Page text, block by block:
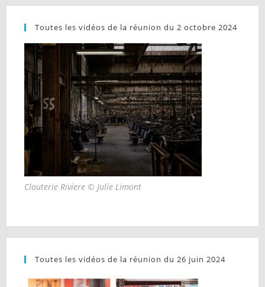
Toutes les vidéos de la réunion du 2 octobre 2024
Clouterie Riviere © Julie Limont
Toutes les vidéos de la réunion du 26 juin 2024